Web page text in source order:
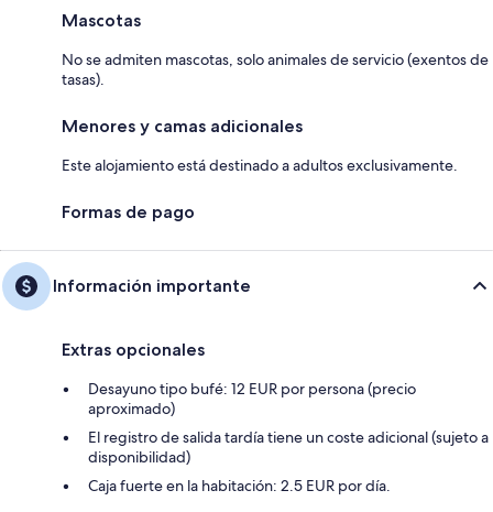
Mascotas
No se admiten mascotas, solo animales de servicio (exentos de
tasas).
Menores y camas adicionales
Este alojamiento está destinado a adultos exclusivamente.
Formas de pago
Información importante
Extras opcionales
Desayuno tipo bufé: 12 EUR por persona (precio
aproximado)
El registro de salida tardía tiene un coste adicional (sujeto a
disponibilidad)
Caja fuerte en la habitación: 2.5 EUR por día.